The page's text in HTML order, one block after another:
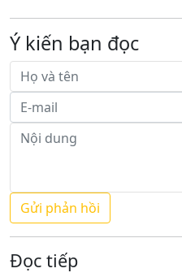
Ý kiến bạn đọc
Đọc tiếp